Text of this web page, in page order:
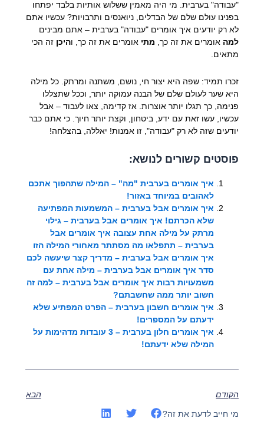
"עבודה" בערבית. מי היה מאמין ששלוש אותיות בלבד יפתחו
בפנינו עולם שלם של הבדלים, ניואנסים ותרבויות? עכשיו אתם
לא רק יודעים איך אומרים "עבודה" בערבית – אתם מבינים
למה אומרים את זה כך, מתי אומרים את זה כך, והיכן זה הכי
מתאים.
זכרו תמיד: שפה היא יצור חי, נושם, משתנה ומרתק. כל מילה
היא שער לעולם שלם של הבנה עמוקה יותר, וככל שתצללו
פנימה, כך תגלו יותר אוצרות. אז קדימה, צאו לעבוד – אבל
עכשיו, עשו זאת עם ידע, ביטחון, וקצת יותר חיוך. כי אתם כבר
יודעים שזה לא רק "עבודה", זו אמנות! יאללה, בהצלחה!
פוסטים קשורים לנושא:
איך אומרים בערבית "מה" – המילה שתהפוך אתכם
לאהובים במיוחד באזור!
איך אומרים אבל בערבית – המשמעות המפתיעה
שלא הכרתם! איך אומרים אבל בערבית – גילוי
מרתק על מילה אחת עצובה איך אומרים אבל
בערבית – תתפלאו מה מסתתר מאחורי המילה הזו
איך אומרים אבל בערבית – מדריך קצר שיעשה לכם
סדר איך אומרים אבל בערבית – מילה אחת עם
משמעויות רבות איך אומרים אבל בערבית – למה זה
חשוב יותר ממה שחשבתם?
איך אומרים חשבון בערבית – הפרט המפתיע שלא
ידעתם על המספרים!
איך אומרים חלון בערבית – 3 עובדות מדהימות על
המילה שלא ידעתם!
הקודם הבא
מי חייב לדעת את זה?